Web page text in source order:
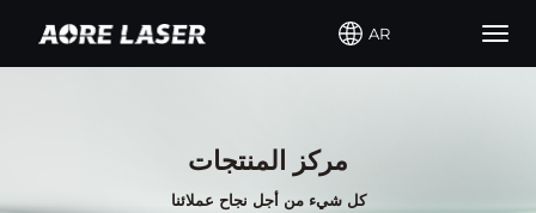
AR
مركز المنتجات
كل شيء من أجل نجاح عملائنا